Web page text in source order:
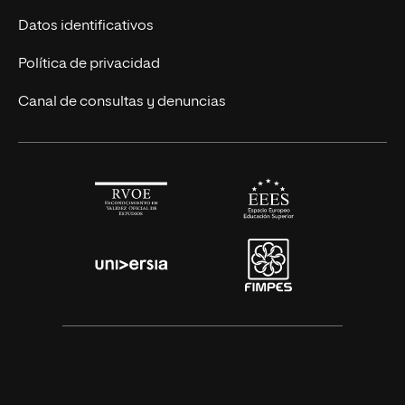
Títulos Americanos
Alianza Newman
Únete a nosotros
Actualidad
Solicita información
Datos identificativos
Política de privacidad
Canal de consultas y denuncias